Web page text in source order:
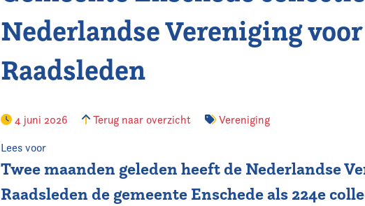
Nederlandse Vereniging voor
Raadsleden
4 juni 2026 Terug naar overzicht Vereniging
Lees voor
Twee maanden geleden heeft de Nederlandse
Raadsleden de gemeente Enschede als 224e